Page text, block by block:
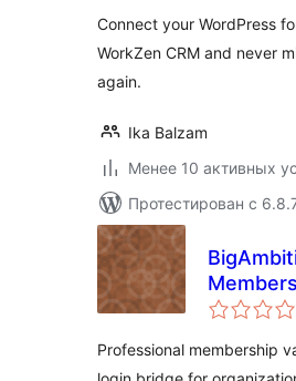
Connect your WordPress
WorkZen CRM and never
again.
Ika Balzam
Менее 10 активных
Протестирован с
Login
Professional membership